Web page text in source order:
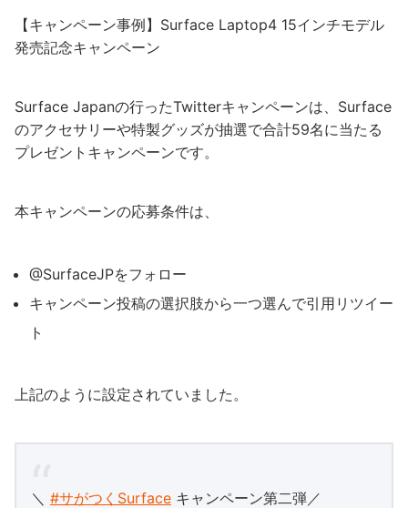
【キャンペーン事例】Surface Laptop4 15インチモデル
発売記念キャンペーン
Surface Japanの行ったTwitterキャンペーンは、Surface
のアクセサリーや特製グッズが抽選で合計59名に当たる
プレゼントキャンペーンです。
本キャンペーンの応募条件は、
@SurfaceJPをフォロー
キャンペーン投稿の選択肢から一つ選んで引用リツイー
ト
上記のように設定されていました。
＼ #サがつくSurface キャンペーン第二弾／